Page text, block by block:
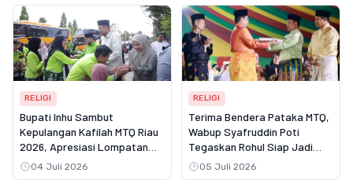
RELIGI
Bupati Inhu Sambut
Kepulangan Kafilah MTQ Riau
2026, Apresiasi Lompatan
Prestasi Empat Besar
04 Juli 2026
RELIGI
Terima Bendera Pataka MTQ,
Wabup Syafruddin Poti
Tegaskan Rohul Siap Jadi
Tuan Rumah 2027
05 Juli 2026